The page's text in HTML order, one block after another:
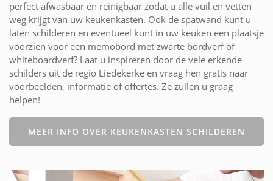
perfect afwasbaar en reinigbaar zodat u alle vuil en vetten
weg krijgt van uw keukenkasten. Ook de spatwand kunt u
laten schilderen en eventueel kunt in uw keuken een plaatsje
voorzien voor een memobord met zwarte bordverf of
whiteboardverf? Laat u inspireren door de vele erkende
schilders uit de regio Liedekerke en vraag hen gratis naar
voorbeelden, informatie of offertes. Ze zullen u graag
helpen!
MEER INFO OVER KEUKENKASTEN SCHILDEREN